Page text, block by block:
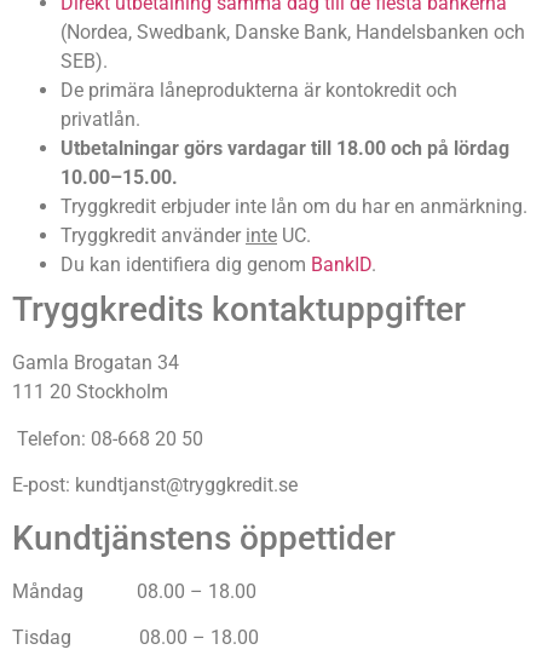
(Nordea, Swedbank, Danske Bank, Handelsbanken och
SEB).
De primära låneprodukterna är kontokredit och
privatlån.
Utbetalningar görs vardagar till 18.00 och på lördag
10.00–15.00.
Tryggkredit erbjuder inte lån om du har en anmärkning.
Tryggkredit använder inte UC.
Du kan identifiera dig genom BankID.
Tryggkredits kontaktuppgifter
Gamla Brogatan 34
111 20 Stockholm
Telefon: 08-668 20 50
E-post: kundtjanst@tryggkredit.se
Kundtjänstens öppettider
Måndag 08.00 – 18.00
Tisdag 08.00 – 18.00